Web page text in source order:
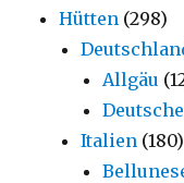
Hütten (298)
Allgäu
Italien (180)